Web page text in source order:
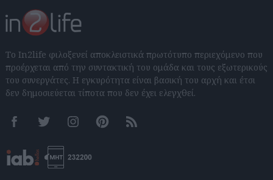
Το In2life φιλοξενεί αποκλειστικά πρωτότυπο περιεχόμενο που
προέρχεται από την συντακτική του ομάδα και τους εξωτερικούς
του συνεργάτες. Η εγκυρότητα είναι βασική του αρχή και έτσι
δεν δημοσιεύεται τίποτα που δεν έχει ελεγχθεί.
FacebookTwitter InstagramPinterestRSS feeds